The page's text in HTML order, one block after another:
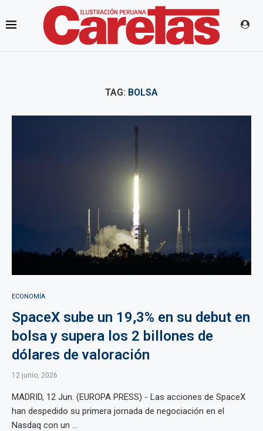
TAG: BOLSA
ECONOMÍA
SpaceX sube un 19,3% en su debut en
bolsa y supera los 2 billones de
dólares de valoración
12 junio, 2026
MADRID, 12 Jun. (EUROPA PRESS) - Las acciones de SpaceX
han despedido su primera jornada de negociación en el
Nasdaq con un ...